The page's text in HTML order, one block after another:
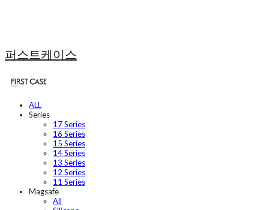
퍼스트케이스
ALL
Series
17 Series
16 Series
15 Series
14 Series
13 Series
12 Series
11 Series
Magsafe
All